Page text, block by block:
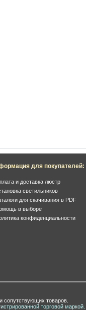
для покупателей:
и доставка люстр
светильников
для скачивания в PDF
в выборе
конфиденциальности
сопутствующих товаров.
торговой